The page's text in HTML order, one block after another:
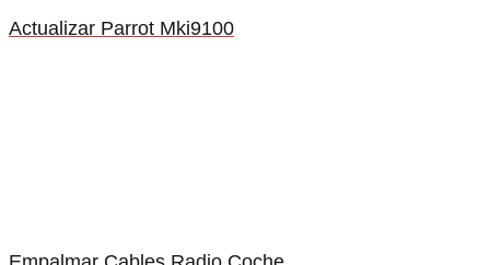
Actualizar Parrot Mki9100